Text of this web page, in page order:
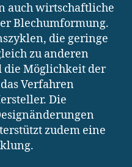
auch wirtschaftliche
Blechumformung.
die geringe
zu anderen
die Möglichkeit der
Verfahren
Die
zudem eine